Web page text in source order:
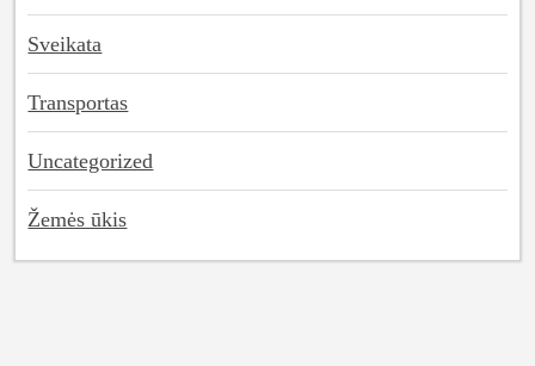
Sveikata
Transportas
Uncategorized
Žemės ūkis